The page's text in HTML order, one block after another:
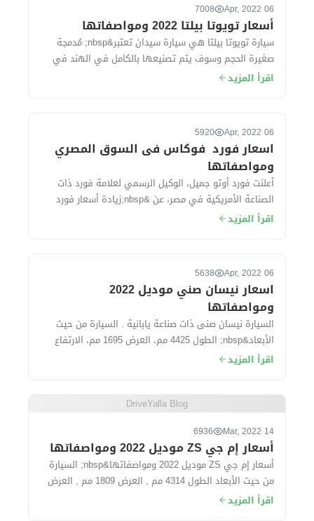
06 Apr, 2022
7008
أسعار تويوتا بيلتا 2022 ومواصفاتها
سيارة تويوتا بيلتا هي سيارة سيدان تعتبر&nbsp; مُدمجة
صغيرة الحجم وسوف يتم تصنيعها بالكامل في الهند في
مصانع شركة سوزوكى ، حيث&nbsp; تُقدم ال...
اقرأ المزيد
06 Apr, 2022
5920
اسعار فورد فوكاس فى السوق المصري
ومواصفاتها
أعلنت فورد أوتو جميل، الوكيل الرسمي لعلامة فورد ذات
الصناعة الأمريكية في مصر، عن &nbsp;زيادة أسعار فورد
فوكاس موديل 2022 بقيمة 50 ألف جنيه خ...
اقرأ المزيد
06 Apr, 2022
5638
اسعار نيسان صني موديل 2022
ومواصفاتها
السيارة نيسان صنى ذات صناعة يابانية . السيارة من حيث
الأبعاد&nbsp; الطول 4425 مم، العرض 1695 مم، الارتفاع
1500 مم، قاعدة العجلات 260...
اقرأ المزيد
DriveYalla Blog
14 Mar, 2022
6936
أسعار إم جي ZS موديل 2022 ومواصفاتها
أسعار إم جي ZS موديل 2022 ومواصفاتها&nbsp; السيارة
من حيث الأبعاد الطول 4314 مم , العرض 1809 مم , العرض
1624 مم. سعة الشنطة...
اقرأ المزيد